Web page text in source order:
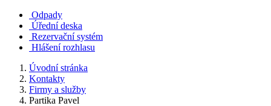
Odpady
Úřední deska
Rezervační systém
Hlášení rozhlasu
Úvodní stránka
Kontakty
Firmy a služby
Partika Pavel